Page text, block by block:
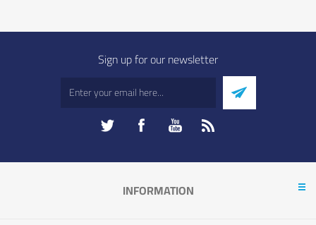
Sign up for our newsletter
INFORMATION